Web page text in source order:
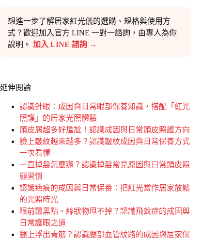
想進一步了解居家紅光儀的選購、規格與使用方
式？歡迎加入官方 LINE 一對一諮詢，由專人為你
說明。 加入 LINE 諮詢 →
延伸閱讀
認識針眼：成因與日常眼部保養知識，搭配「紅光
照護」的居家光照體驗
頭皮屑超多好尷尬！認識成因與日常頭皮照護方向
臉上皺紋越來越多？認識皺紋成因與日常保養方式
一次看懂
一直掉髮怎麼辦？認識掉髮常見原因與日常頭皮照
顧習慣
認識疤痕的成因與日常保養：把紅光當作居家放鬆
的光照時光
眼前飄黑點、絲狀物甩不掉？認識飛蚊症的成因與
日常護眼之道
腿上浮出青筋？認識腿部血管紋路的成因與居家保